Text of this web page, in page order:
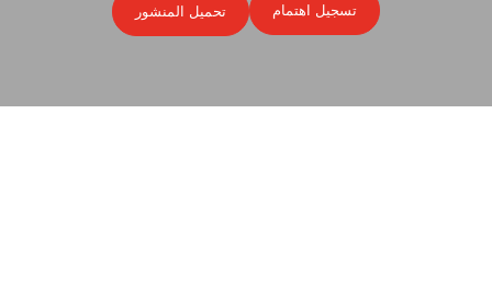
تسجيل اهتمام تحميل المنشور